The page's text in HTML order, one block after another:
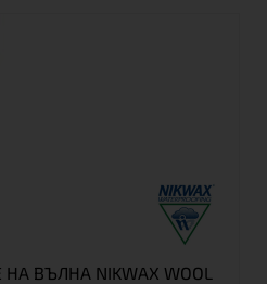
ВЪЛНА NIKWAX WOOL